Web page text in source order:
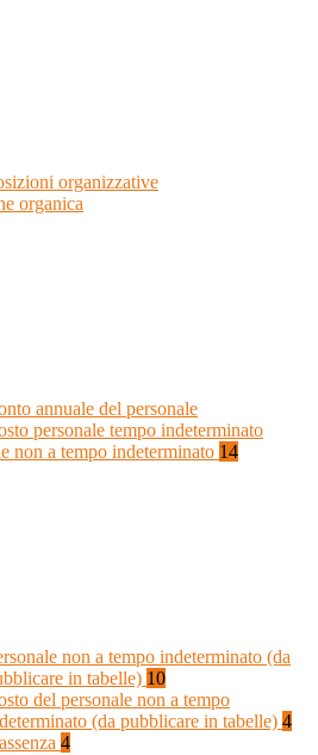
organizzative
organica
annuale del personale
personale tempo indeterminato
non a tempo indeterminato 14
non a tempo indeterminato (da
in tabelle) 10
del personale non a tempo
(da pubblicare in tabelle) 4
4